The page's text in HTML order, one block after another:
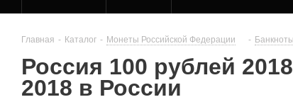
Главная - Каталог - Монеты Российской Федерации -
Россия 100 рублей
2018 в России